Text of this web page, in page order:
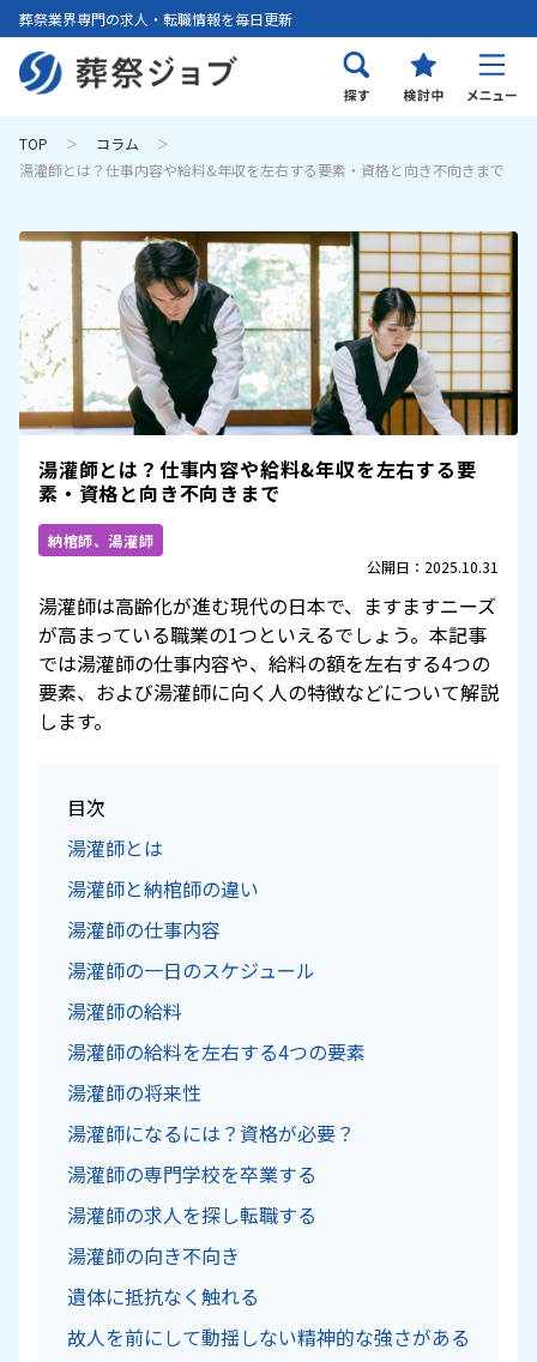
葬祭業界専門の求人・転職情報を毎日更新
TOP
コラム
湯灌師とは？仕事内容や給料&年収を左右する要素・資格と向き不向きまで
湯灌師とは？仕事内容や給料&年収を左右する要
素・資格と向き不向きまで
納棺師、湯灌師
公開日：2025.10.31
湯灌師は高齢化が進む現代の日本で、ますますニーズ
が高まっている職業の1つといえるでしょう。本記事
では湯灌師の仕事内容や、給料の額を左右する4つの
要素、および湯灌師に向く人の特徴などについて解説
します。
目次
湯灌師とは
湯灌師と納棺師の違い
湯灌師の仕事内容
湯灌師の一日のスケジュール
湯灌師の給料
湯灌師の給料を左右する4つの要素
湯灌師の将来性
湯灌師になるには？資格が必要？
湯灌師の専門学校を卒業する
湯灌師の求人を探し転職する
湯灌師の向き不向き
遺体に抵抗なく触れる
故人を前にして動揺しない精神的な強さがある